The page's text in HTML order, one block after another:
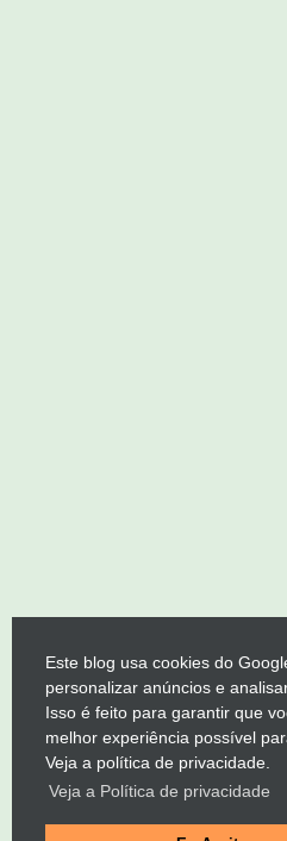
Este blog usa cookies do
personalizar anúncios e
Isso é feito para garantir que
melhor experiência possível
Veja a política de privacidade.
Veja a Política de privacidade